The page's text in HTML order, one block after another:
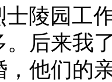
陵园工
后来我
他们的